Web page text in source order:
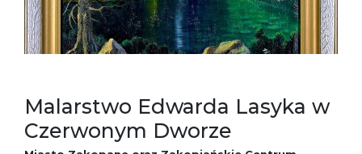
Malarstwo Edwarda Lasyka w
Czerwonym Dworze